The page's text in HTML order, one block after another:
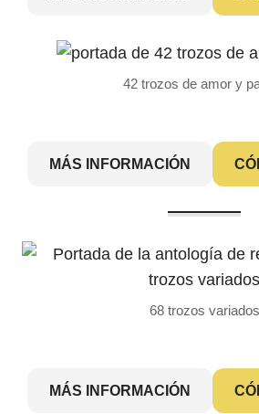
42 trozos de amor y
MÁS INFORMACIÓN
68 trozos variados
MÁS INFORMACIÓN